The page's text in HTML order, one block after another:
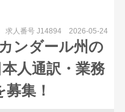
ンダール州の
人通訳・業務
集！
求人番号 J14894 2026-05-24